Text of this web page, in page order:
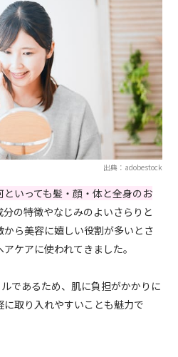
出典：adobestock
いっても髪・顔・体と全身のお
分の特徴やなじみのよいさらりと
ら美容に嬉しい役割が多いとさ
ケアに使われてきました。
であるため、肌に負担がかかりに
取り入れやすいことも魅力で